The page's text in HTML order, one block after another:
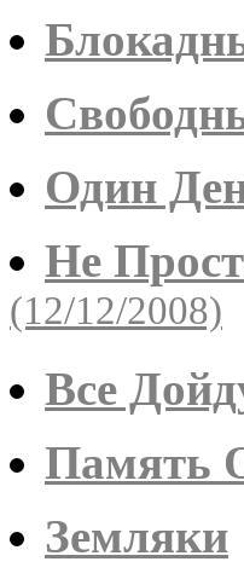
Один
Не
(12/12/2008)
Все
Память
Земляки